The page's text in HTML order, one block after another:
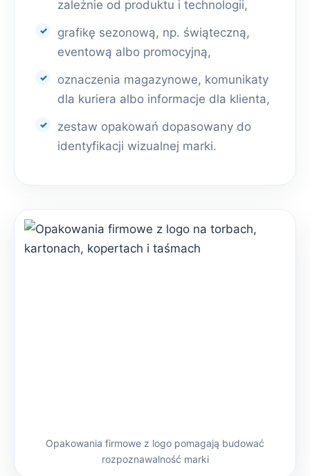
zależnie od produktu i technologii,
grafikę sezonową, np. świąteczną,
eventową albo promocyjną,
oznaczenia magazynowe, komunikaty
dla kuriera albo informacje dla klienta,
zestaw opakowań dopasowany do
identyfikacji wizualnej marki.
Opakowania firmowe z logo pomagają budować
rozpoznawalność marki